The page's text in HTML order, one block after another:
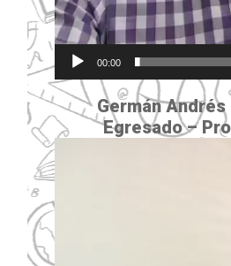
00:00
Germán
Egresado –
Reproductor
de
vídeo